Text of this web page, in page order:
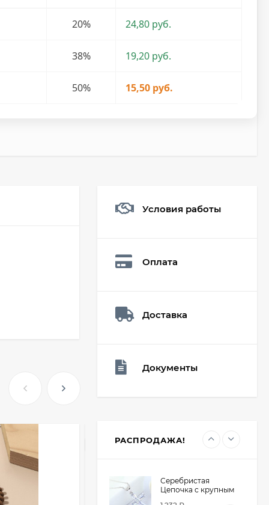
20% 24,80 руб.
38% 19,20 руб.
50% 15,50 руб.
Условия работы
Оплата
Доставка
Документы
РАСПРОДАЖА!
19₽
Мешочек (5*7см)
Серебристая
Цепочка с крупным